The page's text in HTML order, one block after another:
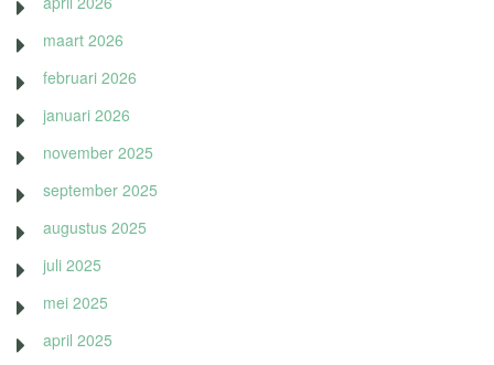
maart 2026
februari 2026
januari 2026
november 2025
september 2025
augustus 2025
juli 2025
mei 2025
april 2025